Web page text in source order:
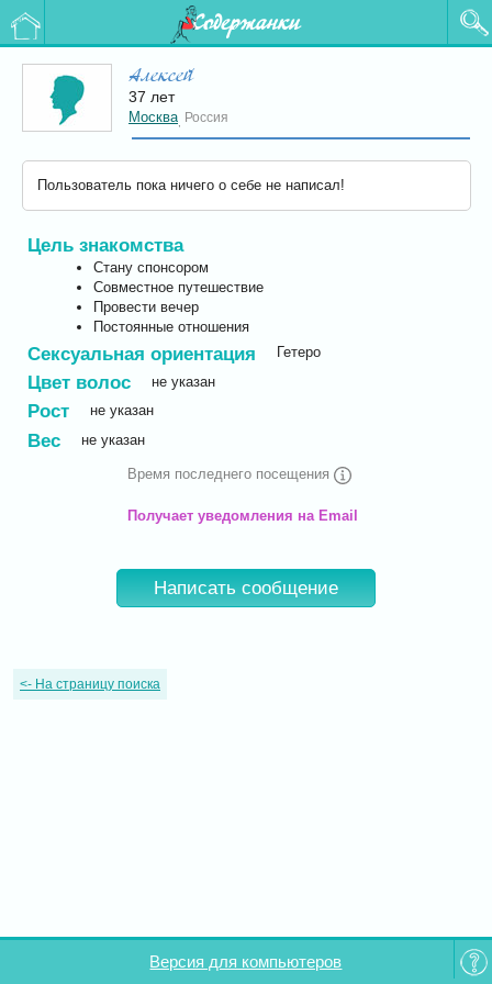
Содержанки
Алексей
37 лет
Москва Россия
Пользователь пока ничего о себе не написал!
Цель знакомства
Стану спонсором
Совместное путешествие
Провести вечер
Постоянные отношения
Сексуальная ориентация Гетеро
Цвет волос не указан
Рост не указан
Вес не указан
Время последнего посещения
Получает уведомления на Email
Написать сообщение
<- На страницу поиска
Версия для компьютеров